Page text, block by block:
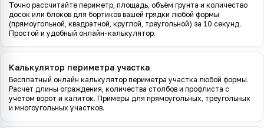
Точно рассчитайте периметр, площадь, объём грунта и количество
досок или блоков для бортиков вашей грядки любой формы
(прямоугольной, квадратной, круглой, треугольной) за 10 секунд.
Простой и удобный онлайн-калькулятор.
Калькулятор периметра участка
Бесплатный онлайн калькулятор периметра участка любой формы.
Расчет длины ограждения, количества столбов и профлиста с
учетом ворот и калиток. Примеры для прямоугольных, треугольных
и многоугольных участков.